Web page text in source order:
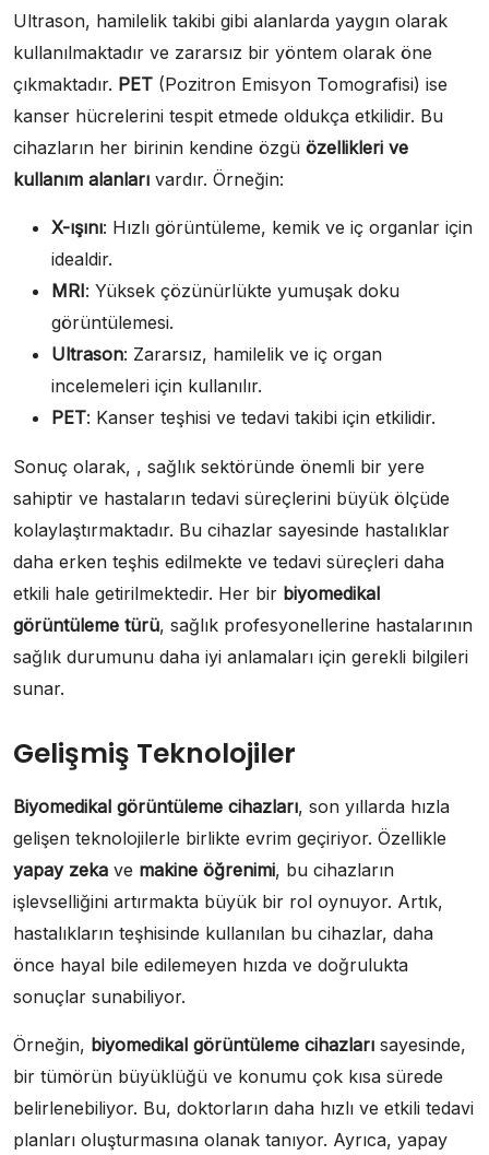
Ultrason, hamilelik takibi gibi alanlarda yaygın olarak
kullanılmaktadır ve zararsız bir yöntem olarak öne
çıkmaktadır. PET (Pozitron Emisyon Tomografisi) ise
kanser hücrelerini tespit etmede oldukça etkilidir. Bu
cihazların her birinin kendine özgü özellikleri ve
kullanım alanları vardır. Örneğin:
X-ışını: Hızlı görüntüleme, kemik ve iç organlar için
idealdir.
MRI: Yüksek çözünürlükte yumuşak doku
görüntülemesi.
Ultrason: Zararsız, hamilelik ve iç organ
incelemeleri için kullanılır.
PET: Kanser teşhisi ve tedavi takibi için etkilidir.
Sonuç olarak, , sağlık sektöründe önemli bir yere
sahiptir ve hastaların tedavi süreçlerini büyük ölçüde
kolaylaştırmaktadır. Bu cihazlar sayesinde hastalıklar
daha erken teşhis edilmekte ve tedavi süreçleri daha
etkili hale getirilmektedir. Her bir biyomedikal
görüntüleme türü, sağlık profesyonellerine hastalarının
sağlık durumunu daha iyi anlamaları için gerekli bilgileri
sunar.
Gelişmiş Teknolojiler
Biyomedikal görüntüleme cihazları, son yıllarda hızla
gelişen teknolojilerle birlikte evrim geçiriyor. Özellikle
yapay zeka ve makine öğrenimi, bu cihazların
işlevselliğini artırmakta büyük bir rol oynuyor. Artık,
hastalıkların teşhisinde kullanılan bu cihazlar, daha
önce hayal bile edilemeyen hızda ve doğrulukta
sonuçlar sunabiliyor.
Örneğin, biyomedikal görüntüleme cihazları sayesinde,
bir tümörün büyüklüğü ve konumu çok kısa sürede
belirlenebiliyor. Bu, doktorların daha hızlı ve etkili tedavi
planları oluşturmasına olanak tanıyor. Ayrıca, yapay